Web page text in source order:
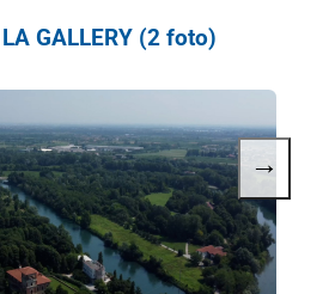
GALLERY (2 foto)
→